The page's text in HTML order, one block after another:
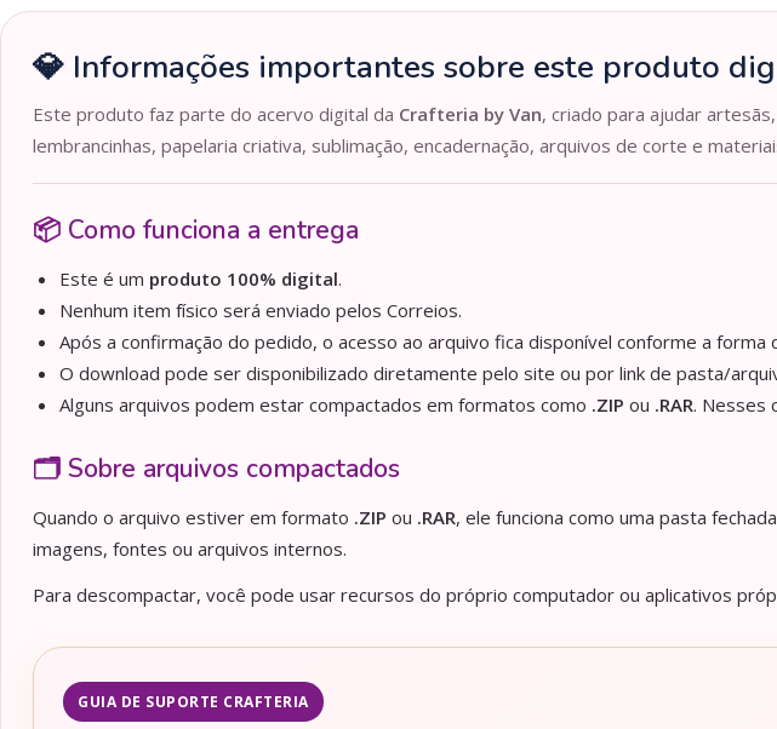
💎 Informações importantes sobre este produto
Este produto faz parte do acervo digital da Crafteria by Van, criado para ajudar
lembrancinhas, papelaria criativa, sublimação, encadernação, arquivos de corte e
📦 Como funciona a entrega
Este é um produto 100% digital.
Nenhum item físico será enviado pelos Correios.
Após a confirmação do pedido, o acesso ao arquivo fica disponível conforme a
O download pode ser disponibilizado diretamente pelo site ou por link de pasta/
Alguns arquivos podem estar compactados em formatos como .ZIP ou .RAR. Nesses
🗂️ Sobre arquivos compactados
Quando o arquivo estiver em formato .ZIP ou .RAR, ele funciona como uma pasta
imagens, fontes ou arquivos internos.
Para descompactar, você pode usar recursos do próprio computador ou aplicativos
GUIA DE SUPORTE CRAFTERIA